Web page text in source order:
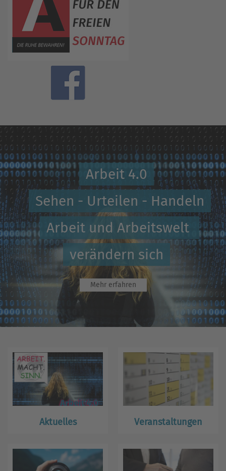
Arbeit 4.0
Sehen - Urteilen - Handeln
Arbeit und Arbeitswelt
verändern sich
Mehr erfahren
Aktuelles Veranstaltungen